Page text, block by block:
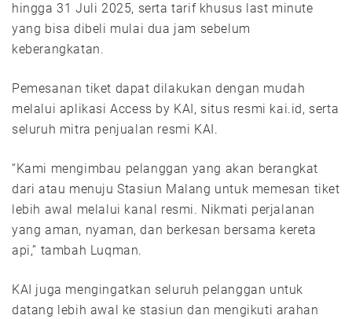
hingga 31 Juli 2025, serta tarif khusus last minute
yang bisa dibeli mulai dua jam sebelum
keberangkatan.
Pemesanan tiket dapat dilakukan dengan mudah
melalui aplikasi Access by KAI, situs resmi kai.id, serta
seluruh mitra penjualan resmi KAI.
“Kami mengimbau pelanggan yang akan berangkat
dari atau menuju Stasiun Malang untuk memesan tiket
lebih awal melalui kanal resmi. Nikmati perjalanan
yang aman, nyaman, dan berkesan bersama kereta
api,” tambah Luqman.
KAI juga mengingatkan seluruh pelanggan untuk
datang lebih awal ke stasiun dan mengikuti arahan